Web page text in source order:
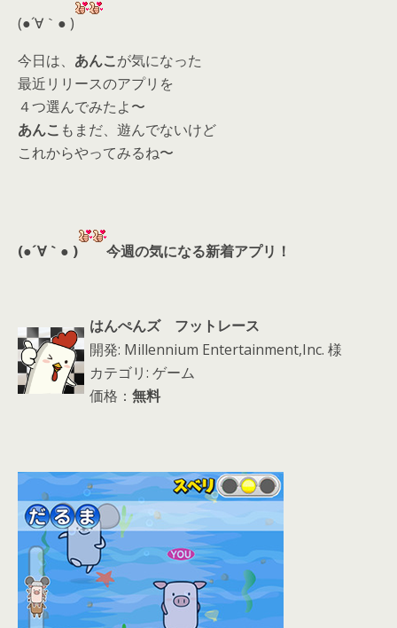
(●´∀｀● )
今日は、 あんこが気になった
最近リリースのアプリを
４つ選んでみたよ〜
あんこ もまだ、遊んでないけど
これからやってみるね〜
(●´∀｀● ) 今週の気になる新着アプリ！
はんぺんズ フットレース
開発: Millennium Entertainment,Inc. 様
カテゴリ: ゲーム
価格： 無料